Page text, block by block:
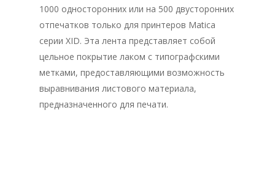
1000 односторонних или на 500 двусторонних
отпечатков только для принтеров Matica
серии XID. Эта лента представляет собой
цельное покрытие лаком с типографскими
метками, предоставляющими возможность
выравнивания листового материала,
предназначенного для печати.